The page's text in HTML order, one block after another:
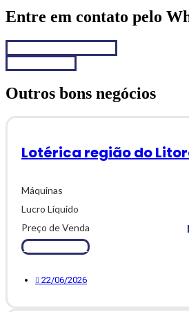
Entre em contato pelo
Outros bons negócios
Lotérica região do
Máquinas
Lucro Líquido
Preço de Venda
Ver Detalhes
22/06/2026